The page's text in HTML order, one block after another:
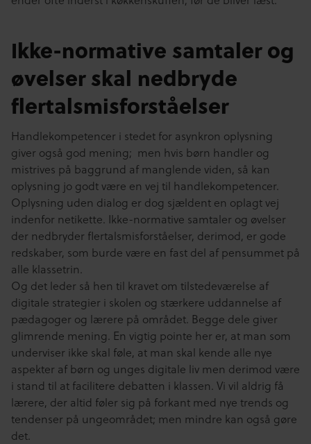
Ikke-normative samtaler og
øvelser skal nedbryde
flertalsmisforståelser
Handlekompetencer i stedet for asynkron oplysning
giver også god mening; men hvis børn handler og
mistrives på baggrund af manglende viden, så kan
oplysning jo godt være en vej til handlekompetencer.
Oplysning uden dialog er dog sjældent en oplagt vej
indenfor netikette. Ikke-normative samtaler og øvelser
der nedbryder flertalsmisforståelser, derimod, er gode
redskaber, som burde være en fast del af pensummet på
alle klassetrin.
Og det leder så hen til kravet om tilstedeværelse af
digitale strategier i skolen og stærkere uddannelse af
pædagoger og lærere på området. Begge dele giver
glimrende mening. En vigtig pointe her er, at man som
underviser ikke skal føle, at man skal kende alle nye
aspekter af børn og unges digitale liv men derimod være
i stand til at facilitere debatten i klassen. Vi vil aldrig få
lærere, der altid føler sig på forkant med nye trends og
tendenser på ungeområdet; men mindre kan også gøre
det.